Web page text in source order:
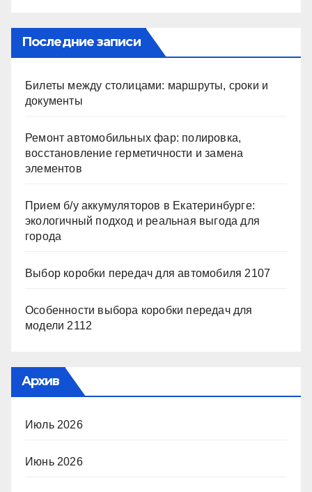
Последние записи
Билеты между столицами: маршруты, сроки и
документы
Ремонт автомобильных фар: полировка,
восстановление герметичности и замена
элементов
Прием б/у аккумуляторов в Екатеринбурге:
экологичный подход и реальная выгода для
города
Выбор коробки передач для автомобиля 2107
Особенности выбора коробки передач для
модели 2112
Архив
Июль 2026
Июнь 2026